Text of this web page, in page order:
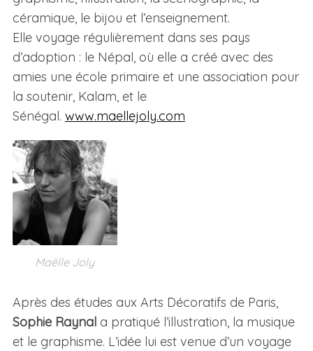
céramique, le bijou et l’enseignement.
Elle voyage régulièrement dans ses pays
d’adoption : le Népal, où elle a créé avec des
amies une école primaire et une association pour
la soutenir, Kalam, et le
Sénégal. www.maellejoly.com
Maëlle Joly
Après des études aux Arts Décoratifs de Paris,
Sophie Raynala pratiqué l’illustration, la musique
et le graphisme. L’idée lui est venue d’un voyage